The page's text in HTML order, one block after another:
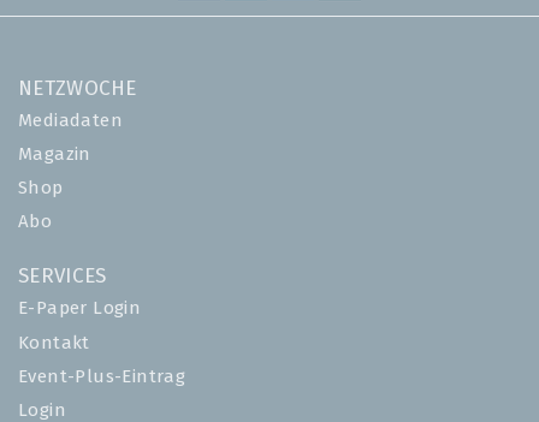
NETZWOCHE
Mediadaten
Magazin
Shop
Abo
SERVICES
E-Paper Login
Kontakt
Event-Plus-Eintrag
Login